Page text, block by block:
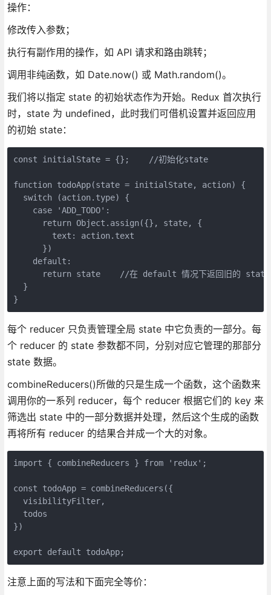
操作：
修改传入参数；
执行有副作用的操作，如 API 请求和路由跳转；
调用非纯函数，如 Date.now() 或 Math.random()。
我们将以指定 state 的初始状态作为开始。Redux 首次执行
时，state 为 undefined，此时我们可借机设置并返回应用
的初始 state：
const initialState = {};    //初始化state
function todoApp(state = initialState, action) {
  switch (action.type) {
    case 'ADD_TODO':
      return Object.assign({}, state, {
        text: action.text
      })
    default:
      return state    //在 default 情况下返回旧的 state
  }
}
每个 reducer 只负责管理全局 state 中它负责的一部分。每
个 reducer 的 state 参数都不同，分别对应它管理的那部分
state 数据。
combineReducers()所做的只是生成一个函数，这个函数来
调用你的一系列 reducer，每个 reducer 根据它们的 key 来
筛选出 state 中的一部分数据并处理，然后这个生成的函数
再将所有 reducer 的结果合并成一个大的对象。
import { combineReducers } from 'redux';
const todoApp = combineReducers({
  visibilityFilter,
  todos
})
export default todoApp;
注意上面的写法和下面完全等价：